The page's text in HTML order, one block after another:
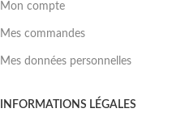
Mon compte
Mes commandes
Mes données personnelles
INFORMATIONS LÉGALES